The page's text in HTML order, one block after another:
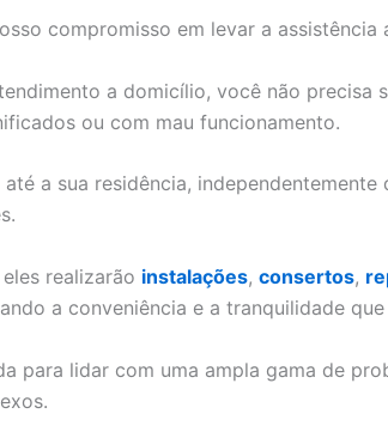
compromisso em levar a assistência
a domicílio, você não precisa
ou com mau funcionamento.
a sua residência,
realizarão instalações, consertos,
a conveniência e a tranquilidade
para lidar com uma ampla gama de